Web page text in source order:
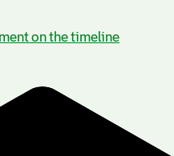
on the timeline